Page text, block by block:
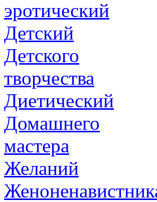
эротический
Детский
Детского
творчества
Диетический
Домашнего
мастера
Желаний